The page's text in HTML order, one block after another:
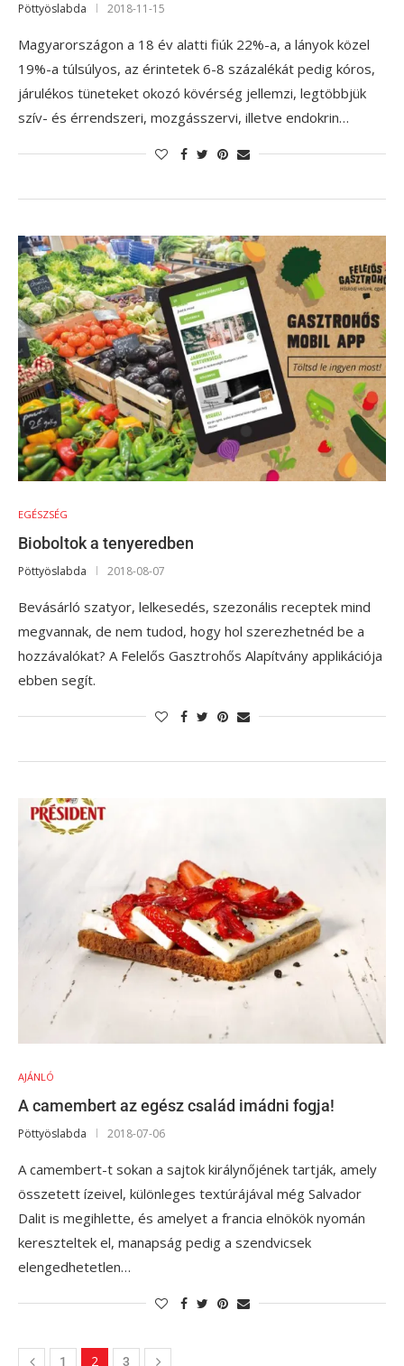
Pöttyöslabda 2018-11-15
Magyarországon a 18 év alatti fiúk 22%-a, a lányok közel
19%-a túlsúlyos, az érintetek 6-8 százalékát pedig kóros,
járulékos tüneteket okozó kövérség jellemzi, legtöbbjük
szív- és érrendszeri, mozgásszervi, illetve endokrin…
EGÉSZSÉG
Bioboltok a tenyeredben
Pöttyöslabda 2018-08-07
Bevásárló szatyor, lelkesedés, szezonális receptek mind
megvannak, de nem tudod, hogy hol szerezhetnéd be a
hozzávalókat? A Felelős Gasztrohős Alapítvány applikációja
ebben segít.
AJÁNLÓ
A camembert az egész család imádni fogja!
Pöttyöslabda 2018-07-06
A camembert-t sokan a sajtok királynőjének tartják, amely
összetett ízeivel, különleges textúrájával még Salvador
Dalit is megihlette, és amelyet a francia elnökök nyomán
kereszteltek el, manapság pedig a szendvicsek
elengedhetetlen…
1 2 3